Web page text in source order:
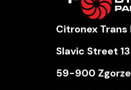
Citronex Trans
Slavic Street 13
59-900